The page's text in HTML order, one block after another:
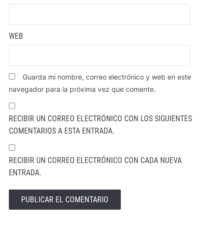
WEB
Guarda mi nombre, correo electrónico y web en este
navegador para la próxima vez que comente.
RECIBIR UN CORREO ELECTRÓNICO CON LOS SIGUIENTES
COMENTARIOS A ESTA ENTRADA.
RECIBIR UN CORREO ELECTRÓNICO CON CADA NUEVA
ENTRADA.